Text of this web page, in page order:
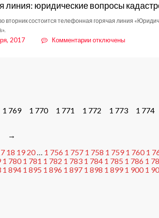
линия: юридические вопросы
вторник состоится телефонная горячая линия
2017 Комментариик
учёта
отключены
1 769 1 770 1 771 1 772 1 773 1 774
→
18 19 20… 1 756 1 757 1 758 1 759 1 760 1
1 780 1 781 1 782 1 783 1 784 1 785 1 786 1
1 894 1 895 1 896 1 897 1 898 1 899 1 900 1